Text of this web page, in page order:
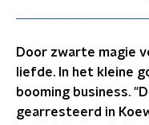
Door zwarte magie
liefde. In het kleine
booming business.
gearresteerd in